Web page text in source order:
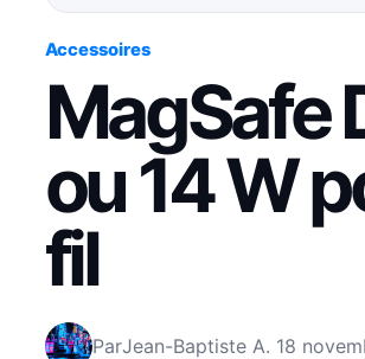
Accessoires
MagSafe
ou 14 W
fil
ParJean-Baptiste A. 18